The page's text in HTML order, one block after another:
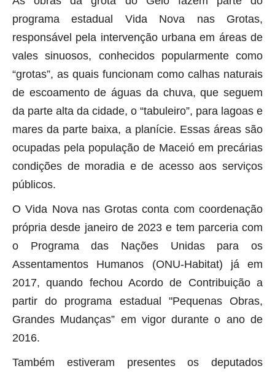
programa estadual Vida Nova nas Grotas,
responsável pela intervenção urbana em áreas de
vales sinuosos, conhecidos popularmente como
“grotas”, as quais funcionam como calhas naturais
de escoamento de águas da chuva, que seguem
da parte alta da cidade, o “tabuleiro”, para lagoas e
mares da parte baixa, a planície. Essas áreas são
ocupadas pela população de Maceió em precárias
condições de moradia e de acesso aos serviços
públicos.
O Vida Nova nas Grotas conta com coordenação
própria desde janeiro de 2023 e tem parceria com
o Programa das Nações Unidas para os
Assentamentos Humanos (ONU-Habitat) já em
2017, quando fechou Acordo de Contribuição a
partir do programa estadual "Pequenas Obras,
Grandes Mudanças” em vigor durante o ano de
2016.
Também estiveram presentes os deputados